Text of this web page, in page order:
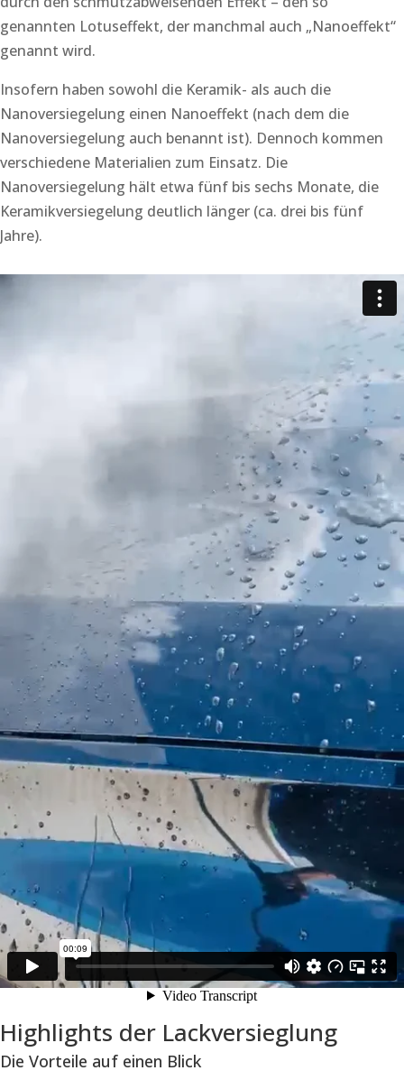
genannten Lotuseffekt, der manchmal auch „Nanoeffekt“
genannt wird.
Insofern haben sowohl die Keramik- als auch die
Nanoversiegelung einen Nanoeffekt (nach dem die
Nanoversiegelung auch benannt ist). Dennoch kommen
verschiedene Materialien zum Einsatz. Die
Nanoversiegelung hält etwa fünf bis sechs Monate, die
Keramikversiegelung deutlich länger (ca. drei bis fünf
Jahre).
Highlights der Lackversieglung
Die Vorteile auf einen Blick